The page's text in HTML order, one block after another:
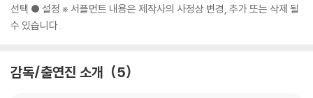
환/반품이 제한될 수 있습니다.
가하니 최신 소프트웨어로 업데이트된 DVD/BD 전용 기기에서 재생하실
선택 ● 설정 ※ 서플먼트 내용은 제작사의 사정상 변경, 추가 또는 삭제 될
수 있습니다.
감독/출연진 소개 5